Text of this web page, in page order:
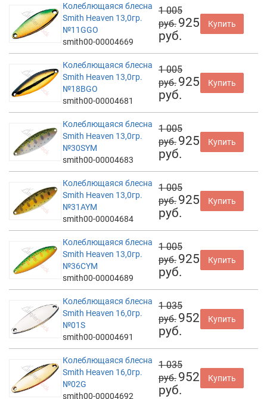
Колеблющаяся блесна
Smith Heaven 13,0гр.
№11GGO
smith00-00004669
1 005
руб. 925
руб.
Купить
Колеблющаяся блесна
Smith Heaven 13,0гр.
№18BGO
smith00-00004681
1 005
руб. 925
руб.
Купить
Колеблющаяся блесна
Smith Heaven 13,0гр.
№30SYM
smith00-00004683
1 005
руб. 925
руб.
Купить
Колеблющаяся блесна
Smith Heaven 13,0гр.
№31AYM
smith00-00004684
1 005
руб. 925
руб.
Купить
Колеблющаяся блесна
Smith Heaven 13,0гр.
№36CYM
smith00-00004689
1 005
руб. 925
руб.
Купить
Колеблющаяся блесна
Smith Heaven 16,0гр.
№01S
smith00-00004691
1 035
руб. 952
руб.
Купить
Колеблющаяся блесна
Smith Heaven 16,0гр.
№02G
smith00-00004692
1 035
руб. 952
руб.
Купить